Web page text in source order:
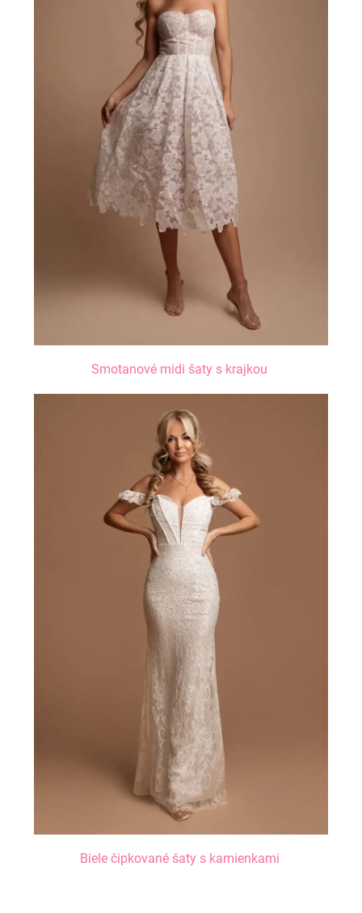
Smotanové midi šaty s krajkou
Biele čipkované šaty s kamienkami